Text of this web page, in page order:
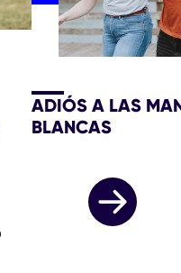
ADIÓS A LAS
BLANCAS